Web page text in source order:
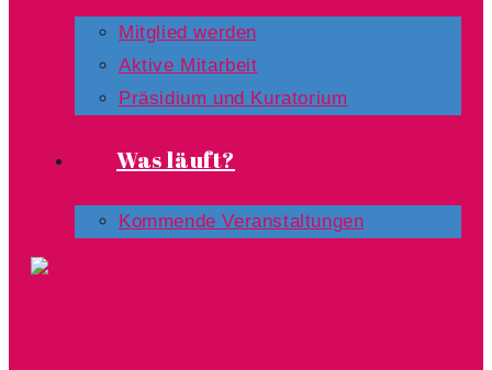
Mitglied werden
Aktive Mitarbeit
Präsidium und Kuratorium
Was läuft?
Kommende Veranstaltungen